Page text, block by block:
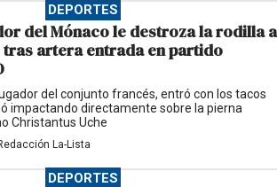
DEPORTES
del Mónaco le destroza la rodilla a
artera entrada en partido
del conjunto francés, entró con los tacos
impactando directamente sobre la pierna
Christantus Uche
La-Lista
DEPORTES